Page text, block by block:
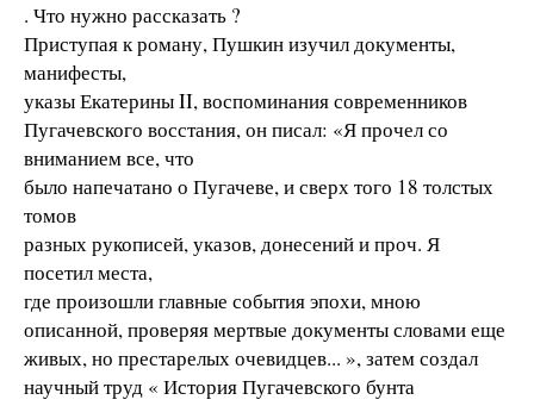
. Что нужно рассказать ?
Приступая к роману, Пушкин изучил документы,
манифесты,
указы Екатерины II, воспоминания современников
Пугачевского восстания, он писал: «Я прочел со
вниманием все, что
было напечатано о Пугачеве, и сверх того 18 толстых
томов
разных рукописей, указов, донесений и проч. Я
посетил места,
где произошли главные события эпохи, мною
описанной, проверяя мертвые документы словами еще
живых, но престарелых очевидцев... », затем создал
научный труд « История Пугачевского бунта